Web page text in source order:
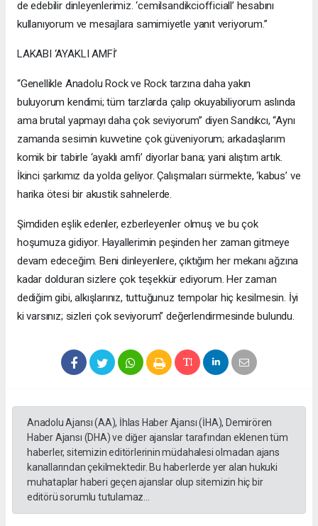
de edebilir dinleyenlerimiz. ‘cemilsandikciofficiall’ hesabını
kullanıyorum ve mesajlara samimiyetle yanıt veriyorum.”
LAKABI ‘AYAKLI AMFİ’
“Genellikle Anadolu Rock ve Rock tarzına daha yakın
buluyorum kendimi; tüm tarzlarda çalıp okuyabiliyorum aslında
ama brutal yapmayı daha çok seviyorum” diyen Sandıkcı, “Aynı
zamanda sesimin kuvvetine çok güveniyorum; arkadaşlarım
komik bir tabirle ‘ayaklı amfi’ diyorlar bana; yani alıştım artık.
İkinci şarkımız da yolda geliyor. Çalışmaları sürmekte, ‘kabus’ ve
harika ötesi bir akustik sahnelerde.
Şimdiden eşlik edenler, ezberleyenler olmuş ve bu çok
hoşumuza gidiyor. Hayallerimin peşinden her zaman gitmeye
devam edeceğim. Beni dinleyenlere, çıktığım her mekanı ağzına
kadar dolduran sizlere çok teşekkür ediyorum. Her zaman
dediğim gibi, alkışlarınız, tuttuğunuz tempolar hiç kesilmesin. İyi
ki varsınız; sizleri çok seviyorum” değerlendirmesinde bulundu.
Anadolu Ajansı (AA), İhlas Haber Ajansı (İHA), Demirören
Haber Ajansı (DHA) ve diğer ajanslar tarafından eklenen tüm
haberler, sitemizin editörlerinin müdahalesi olmadan ajans
kanallarından çekilmektedir. Bu haberlerde yer alan hukuki
muhataplar haberi geçen ajanslar olup sitemizin hiç bir
editörü sorumlu tutulamaz...